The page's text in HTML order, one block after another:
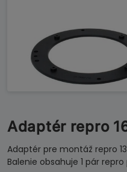
Adaptér repro
Adaptér pre montáž repro
Balenie obsahuje 1 pár repro